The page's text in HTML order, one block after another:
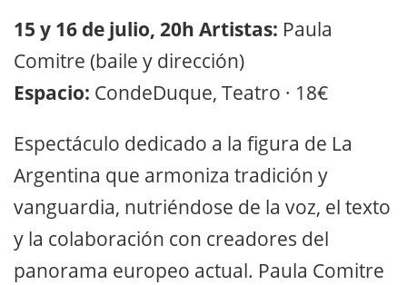
15 y 16 de julio, 20h Artistas: Paula
Comitre (baile y dirección)
Espacio: CondeDuque, Teatro · 18€
Espectáculo dedicado a la figura de La
Argentina que armoniza tradición y
vanguardia, nutriéndose de la voz, el texto
y la colaboración con creadores del
panorama europeo actual. Paula Comitre